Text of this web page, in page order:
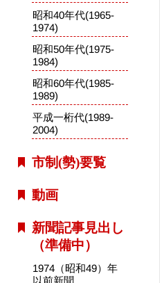
昭和40年代(1965-
1974)
昭和50年代(1975-
1984)
昭和60年代(1985-
1989)
平成一桁代(1989-
2004)
市制(勢)要覧
動画
新聞記事見出し
（準備中）
1974（昭和49）年
以前新聞